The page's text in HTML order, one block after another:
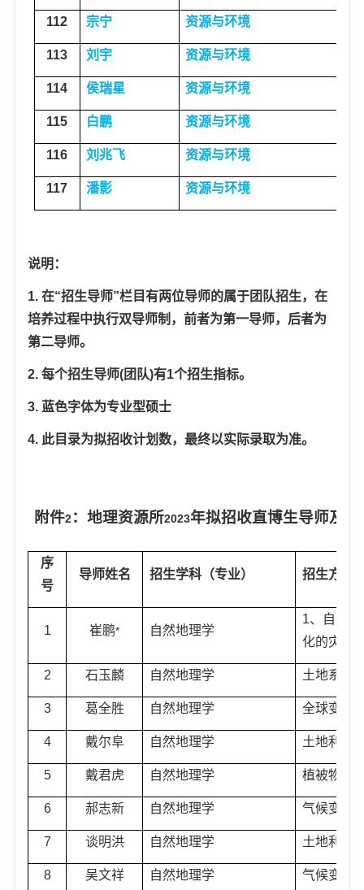
112 宗宁 资源与环境
113 刘宇 资源与环境
114 侯瑞星 资源与环境
115 白鹏 资源与环境
116 刘兆飞 资源与环境
117 潘影 资源与环境
说明：
1.在“招生导师”栏目有两位导师的属于团队招生，在
培养过程中执行双导师制，前者为第一导师，后者为
第二导师。
2.每个招生导师(团队)有1个招生指标。
3. 蓝色字体为专业型硕士
4. 此目录为拟招收计划数，最终以实际录取为准。
附件2：地理资源所2023年拟招收直博生导师及
序
号
导师姓名 招生学科（专业） 招生方向
1 崔鹏* 自然地理学
1、自然
化的灾害
2 石玉麟 自然地理学 土地系统
3 葛全胜 自然地理学 全球变化
4 戴尔阜 自然地理学 土地利用
5 戴君虎 自然地理学 植被物候
6 郝志新 自然地理学 气候变化
7 谈明洪 自然地理学 土地利用
8 吴文祥 自然地理学 气候变化